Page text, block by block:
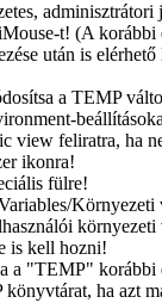
t! (A korábbi
után is elérhető
a TEMP
view feliratra, ha
ikonra!
fülre!
Környezeti
is kell hozni!
a "TEMP"
ha azt